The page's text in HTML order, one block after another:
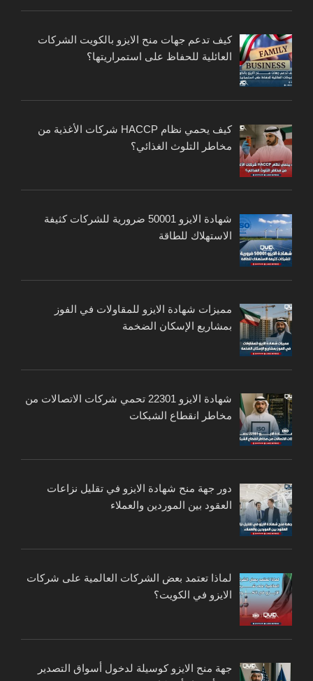
كيف تدعم جهات منح الايزو بالكويت الشركات
العائلية للحفاظ على استمراريتها؟
كيف يحمي نظام HACCP شركات الأغذية من
مخاطر التلوث الغذائي؟
شهادة الايزو 50001 ضرورية للشركات كثيفة
الاستهلاك للطاقة
مميزات شهادة الايزو للمقاولات في الفوز
بمشاريع الإسكان الضخمة
شهادة الايزو 22301 تحمي شركات الاتصالات من
مخاطر انقطاع الشبكات
دور جهة منح شهادة الايزو في تقليل نزاعات
العقود بين الموردين والعملاء
لماذا تعتمد بعض الشركات العالمية على شركات
الايزو في الكويت؟
جهة منح الايزو كوسيلة لدخول أسواق التصدير